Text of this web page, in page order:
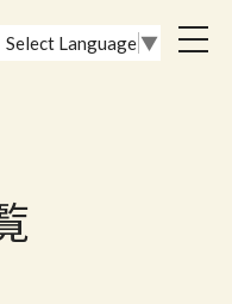
Select Language ▼